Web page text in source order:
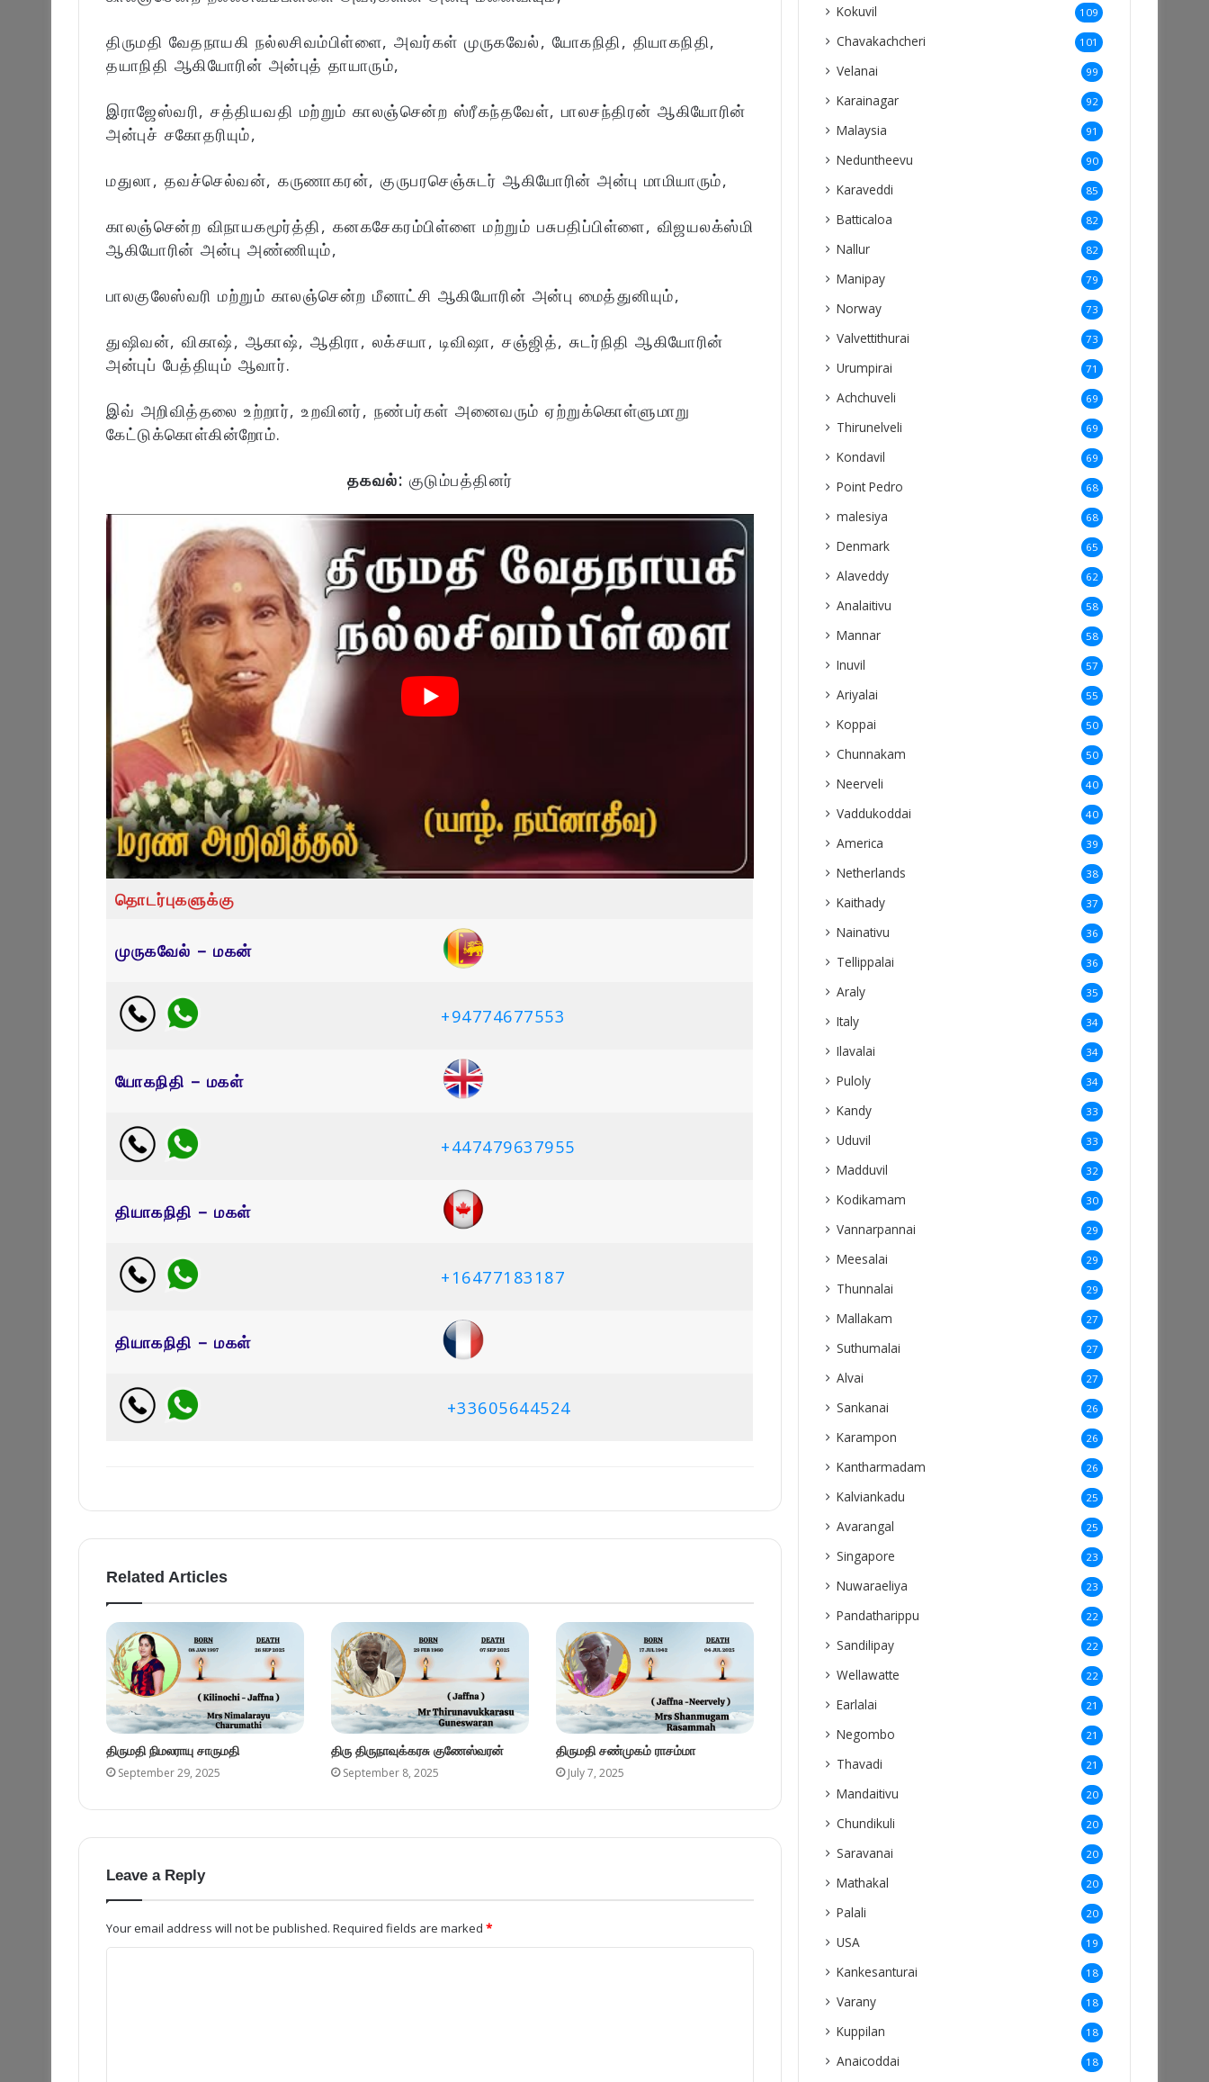
திருமதி வேதநாயகி நல்லசிவம்பிள்ளை, அவர்கள் முருகவேல், யோகநிதி, தியாகநிதி,
தயாநிதி ஆகியோரின் அன்புத் தாயாரும்,
இராஜேஸ்வரி, சத்தியவதி மற்றும் காலஞ்சென்ற ஸ்ரீகந்தவேள், பாலசந்திரன் ஆகியோரின்
அன்புச் சகோதரியும்,
மதுலா, தவச்செல்வன், கருணாகரன், குருபரசெஞ்சுடர் ஆகியோரின் அன்பு மாமியாரும்,
காலஞ்சென்ற விநாயகமூர்த்தி, கனகசேகரம்பிள்ளை மற்றும் பசுபதிப்பிள்ளை, விஜயலக்ஸ்மி
ஆகியோரின் அன்பு அண்ணியும்,
பாலகுலேஸ்வரி மற்றும் காலஞ்சென்ற மீனாட்சி ஆகியோரின் அன்பு மைத்துனியும்,
துஷிவன், விகாஷ், ஆகாஷ், ஆதிரா, லக்சயா, டிவிஷா, சஞ்ஜித், சுடர்நிதி ஆகியோரின்
அன்புப் பேத்தியும் ஆவார்.
இவ் அறிவித்தலை உற்றார், உறவினர், நண்பர்கள் அனைவரும் ஏற்றுக்கொள்ளுமாறு
கேட்டுக்கொள்கின்றோம்.
தகவல்: குடும்பத்தினர்
தொடர்புகளுக்கு
முருகவேல் – மகன்
+94774677553
யோகநிதி – மகள்
+447479637955
தியாகநிதி – மகள்
+16477183187
தியாகநிதி – மகள்
+33605644524
Related Articles
திருமதி நிமலராயு சாருமதி
September 29, 2025
திரு திருநாவுக்கரசு குணேஸ்வரன்
September 8, 2025
திருமதி சண்முகம் ராசம்மா
July 7, 2025
Leave a Reply
Your email address will not be published. Required fields are marked *
Kokuvil 109
Chavakachcheri 101
Velanai 99
Karainagar 92
Malaysia 91
Neduntheevu 90
Karaveddi 85
Batticaloa 82
Nallur 82
Manipay 79
Norway 73
Valvettithurai 73
Urumpirai 71
Achchuveli 69
Thirunelveli 69
Kondavil 69
Point Pedro 68
malesiya 68
Denmark 65
Alaveddy 62
Analaitivu 58
Mannar 58
Inuvil 57
Ariyalai 55
Koppai 50
Chunnakam 50
Neerveli 40
Vaddukoddai 40
America 39
Netherlands 38
Kaithady 37
Nainativu 36
Tellippalai 36
Araly 35
Italy 34
Ilavalai 34
Puloly 34
Kandy 33
Uduvil 33
Madduvil 32
Kodikamam 30
Vannarpannai 29
Meesalai 29
Thunnalai 29
Mallakam 27
Suthumalai 27
Alvai 27
Sankanai 26
Karampon 26
Kantharmadam 26
Kalviankadu 25
Avarangal 25
Singapore 23
Nuwaraeliya 23
Pandatharippu 22
Sandilipay 22
Wellawatte 22
Earlalai 21
Negombo 21
Thavadi 21
Mandaitivu 20
Chundikuli 20
Saravanai 20
Mathakal 20
Palali 20
USA 19
Kankesanturai 18
Varany 18
Kuppilan 18
Anaicoddai 18